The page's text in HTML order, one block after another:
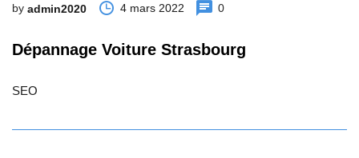
by admin2020 4 mars 2022 0
Dépannage Voiture Strasbourg
SEO